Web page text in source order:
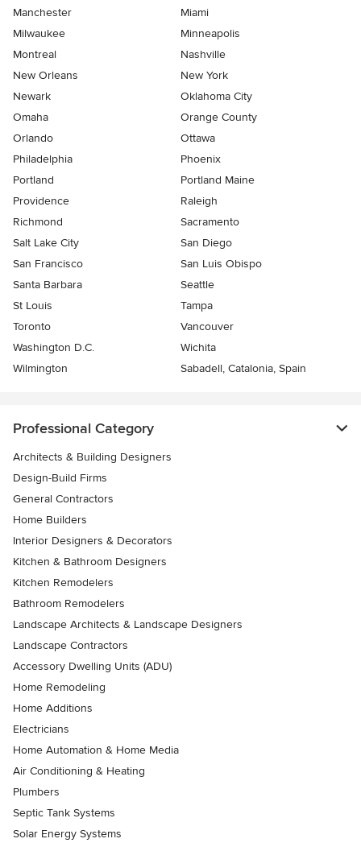
Manchester
Miami
Milwaukee
Minneapolis
Montreal
Nashville
New Orleans
New York
Newark
Oklahoma City
Omaha
Orange County
Orlando
Ottawa
Philadelphia
Phoenix
Portland
Portland Maine
Providence
Raleigh
Richmond
Sacramento
Salt Lake City
San Diego
San Francisco
San Luis Obispo
Santa Barbara
Seattle
St Louis
Tampa
Toronto
Vancouver
Washington D.C.
Wichita
Wilmington
Sabadell, Catalonia, Spain
Professional Category
Architects & Building Designers
Design-Build Firms
General Contractors
Home Builders
Interior Designers & Decorators
Kitchen & Bathroom Designers
Kitchen Remodelers
Bathroom Remodelers
Landscape Architects & Landscape Designers
Landscape Contractors
Accessory Dwelling Units (ADU)
Home Remodeling
Home Additions
Electricians
Home Automation & Home Media
Air Conditioning & Heating
Plumbers
Septic Tank Systems
Solar Energy Systems